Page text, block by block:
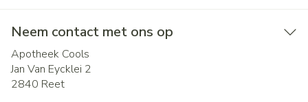
Neem contact met ons op
Apotheek Cools
Jan Van Eycklei 2
2840 Reet